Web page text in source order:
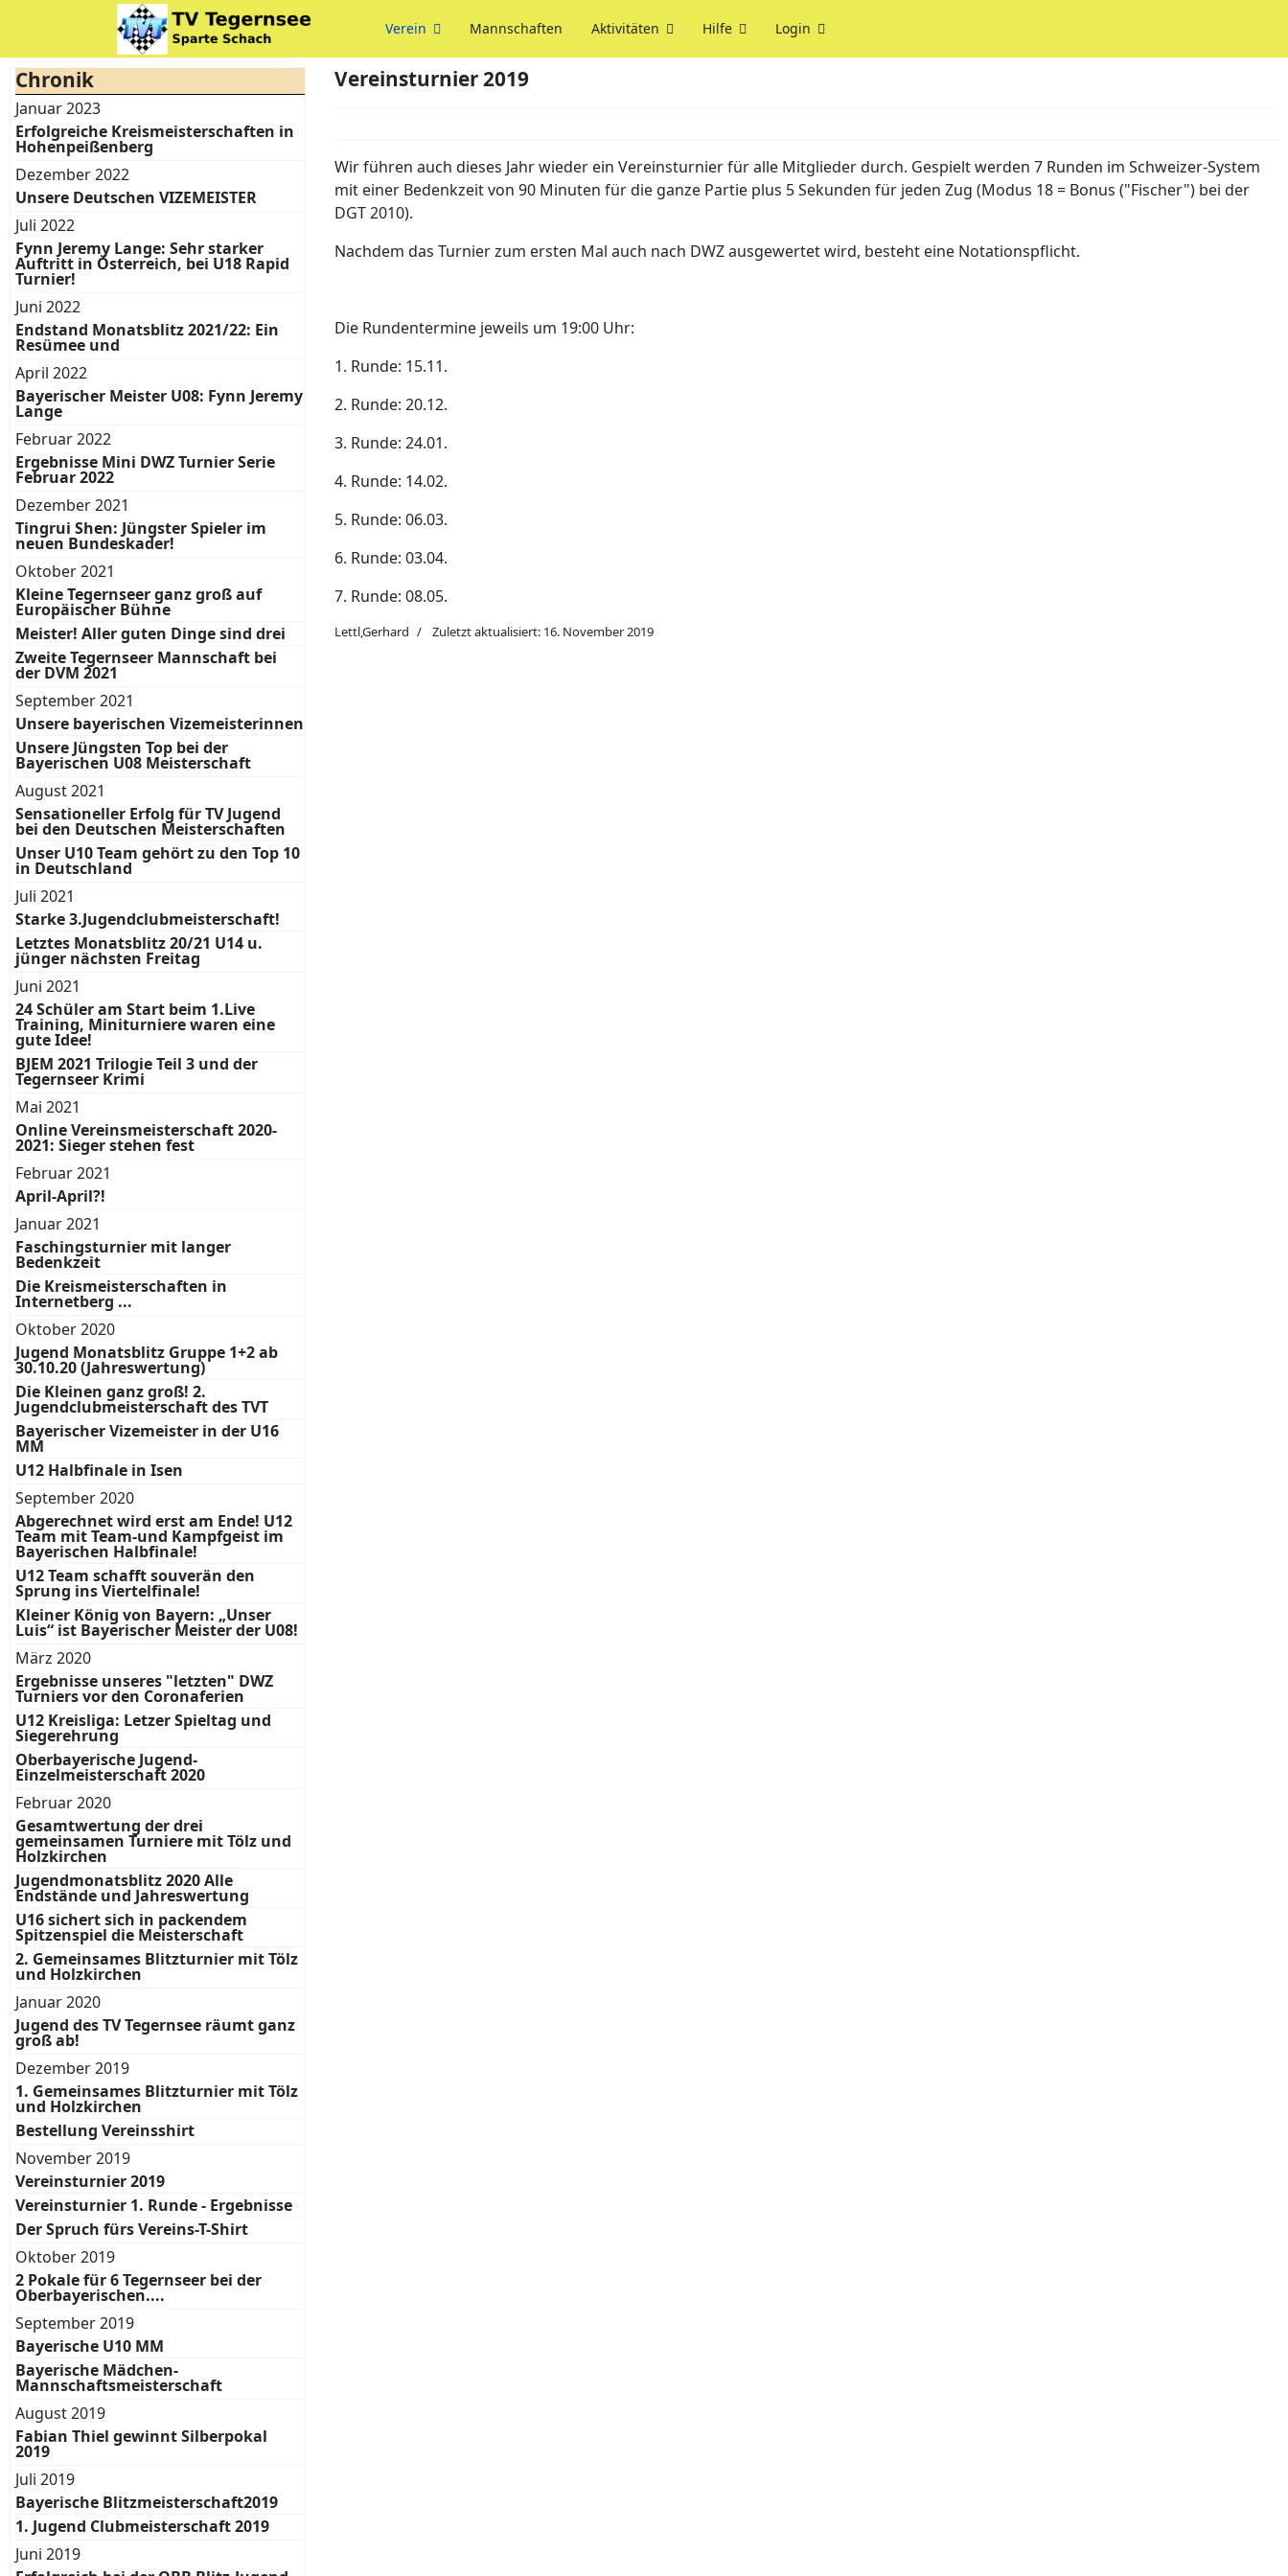
Verein Mannschaften Aktivitäten Hilfe Login
Chronik
Januar 2023
Erfolgreiche Kreismeisterschaften in
Hohenpeißenberg
Dezember 2022
Unsere Deutschen VIZEMEISTER
Juli 2022
Fynn Jeremy Lange: Sehr starker
Auftritt in Österreich, bei U18 Rapid
Turnier!
Juni 2022
Endstand Monatsblitz 2021/22: Ein
Resümee und
April 2022
Bayerischer Meister U08: Fynn Jeremy
Lange
Februar 2022
Ergebnisse Mini DWZ Turnier Serie
Februar 2022
Dezember 2021
Tingrui Shen: Jüngster Spieler im
neuen Bundeskader!
Oktober 2021
Kleine Tegernseer ganz groß auf
Europäischer Bühne
Meister! Aller guten Dinge sind drei
Zweite Tegernseer Mannschaft bei
der DVM 2021
September 2021
Unsere bayerischen Vizemeisterinnen
Unsere Jüngsten Top bei der
Bayerischen U08 Meisterschaft
August 2021
Sensationeller Erfolg für TV Jugend
bei den Deutschen Meisterschaften
Unser U10 Team gehört zu den Top 10
in Deutschland
Juli 2021
Starke 3.Jugendclubmeisterschaft!
Letztes Monatsblitz 20/21 U14 u.
jünger nächsten Freitag
Juni 2021
24 Schüler am Start beim 1.Live
Training, Miniturniere waren eine
gute Idee!
BJEM 2021 Trilogie Teil 3 und der
Tegernseer Krimi
Mai 2021
Online Vereinsmeisterschaft 2020-
2021: Sieger stehen fest
Februar 2021
April-April?!
Januar 2021
Faschingsturnier mit langer
Bedenkzeit
Die Kreismeisterschaften in
Internetberg ...
Oktober 2020
Jugend Monatsblitz Gruppe 1+2 ab
30.10.20 (Jahreswertung)
Die Kleinen ganz groß! 2.
Jugendclubmeisterschaft des TVT
Bayerischer Vizemeister in der U16
MM
U12 Halbfinale in Isen
September 2020
Abgerechnet wird erst am Ende! U12
Team mit Team-und Kampfgeist im
Bayerischen Halbfinale!
U12 Team schafft souverän den
Sprung ins Viertelfinale!
Kleiner König von Bayern: „Unser
Luis“ ist Bayerischer Meister der U08!
März 2020
Ergebnisse unseres "letzten" DWZ
Turniers vor den Coronaferien
U12 Kreisliga: Letzer Spieltag und
Siegerehrung
Oberbayerische Jugend-
Einzelmeisterschaft 2020
Februar 2020
Gesamtwertung der drei
gemeinsamen Turniere mit Tölz und
Holzkirchen
Jugendmonatsblitz 2020 Alle
Endstände und Jahreswertung
U16 sichert sich in packendem
Spitzenspiel die Meisterschaft
2. Gemeinsames Blitzturnier mit Tölz
und Holzkirchen
Januar 2020
Jugend des TV Tegernsee räumt ganz
groß ab!
Dezember 2019
1. Gemeinsames Blitzturnier mit Tölz
und Holzkirchen
Bestellung Vereinsshirt
November 2019
Vereinsturnier 2019
Vereinsturnier 1. Runde - Ergebnisse
Der Spruch fürs Vereins-T-Shirt
Oktober 2019
2 Pokale für 6 Tegernseer bei der
Oberbayerischen....
September 2019
Bayerische U10 MM
Bayerische Mädchen-
Mannschaftsmeisterschaft
August 2019
Fabian Thiel gewinnt Silberpokal
2019
Juli 2019
Bayerische Blitzmeisterschaft2019
1. Jugend Clubmeisterschaft 2019
Juni 2019
Vereinsturnier 2019
Wir führen auch dieses Jahr wieder ein Vereinsturnier für alle Mitglieder durch. Gespielt werden 7 Runden im Schweizer-System
mit einer Bedenkzeit von 90 Minuten für die ganze Partie plus 5 Sekunden für jeden Zug (Modus 18 = Bonus ("Fischer") bei der
DGT 2010).
Nachdem das Turnier zum ersten Mal auch nach DWZ ausgewertet wird, besteht eine Notationspflicht.
Die Rundentermine jeweils um 19:00 Uhr:
1. Runde: 15.11.
2. Runde: 20.12.
3. Runde: 24.01.
4. Runde: 14.02.
5. Runde: 06.03.
6. Runde: 03.04.
7. Runde: 08.05.
Lettl,Gerhard Zuletzt aktualisiert: 16. November 2019